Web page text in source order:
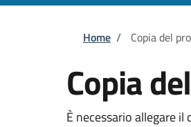
Briciole
Home / Copia del
Copia
È necessario allegare